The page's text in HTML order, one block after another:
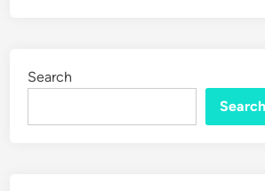
Search
Search